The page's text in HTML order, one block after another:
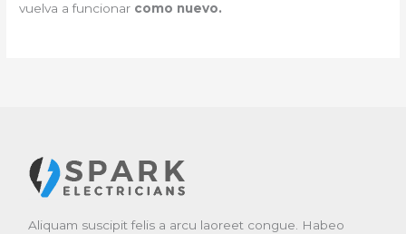
vuelva a funcionar como nuevo.
Aliquam suscipit felis a arcu laoreet congue. Habeo